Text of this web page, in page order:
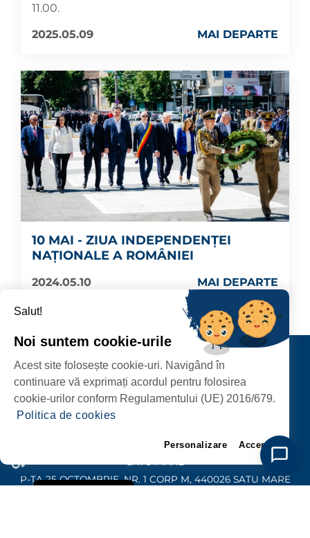
11.00.
2025.05.09
MAI DEPARTE
10 MAI - ZIUA INDEPENDENȚEI
NAȚIONALE A ROMÂNIEI
2024.05.10 MAI DEPARTE
PRIMĂRIA MUNICIPIULUI
SATU MARE
P-ȚA 25 OCTOMBRIE, NR. 1 CORP M, 440026 SATU MARE
Contact
URMĂRIȚI-NE
Salut!
Noi suntem cookie-urile
Acest site folosește cookie-uri. Navigând în
continuare vă exprimați acordul pentru folosirea
cookie-urilor conform Regulamentului (UE) 2016/679.
Politica de cookies
Personalizare Accept